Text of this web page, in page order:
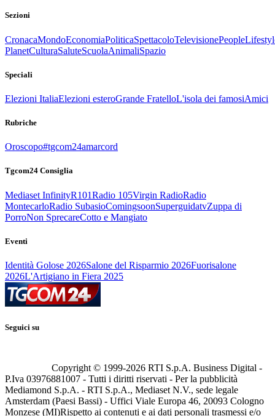
Sezioni
CronacaMondoEconomiaPoliticaSpettacoloTelevisionePeople
PlanetCulturaSaluteScuolaAnimaliSpazio
Speciali
Elezioni ItaliaElezioni esteroGrande FratelloL'isola dei famosiAmici
Rubriche
Oroscopo#tgcom24amarcord
Tgcom24 Consiglia
Mediaset InfinityR101Radio 105Virgin RadioRadio
MontecarloRadio SubasioComingsoonSuperguidatvZuppa di
PorroNon SprecareCotto e Mangiato
Eventi
Identità Golose 2026Salone del Risparmio 2026Fuorisalone
2026L'Artigiano in Fiera 2025
Seguici su
Copyright © 1999-2026 RTI S.p.A. Business Digital -
P.Iva 03976881007 - Tutti i diritti riservati - Per la pubblicità
Mediamond S.p.A. - RTI S.p.A., Mediaset N.V., sede legale
Amsterdam (Paesi Bassi) - Uffici Viale Europa 46, 20093 Cologno
Monzese (MI)Rispetto ai contenuti e ai dati personali trasmessi e/o